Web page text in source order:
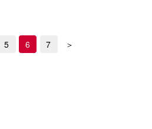
5 6 7 ＞